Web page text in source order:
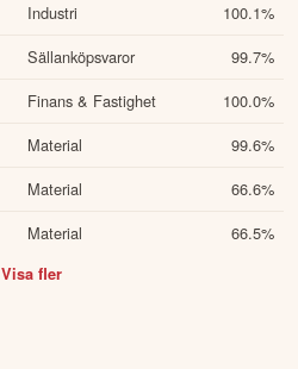
Industri 100.1%
Sällanköpsvaror 99.7%
Finans & Fastighet 100.0%
Material 99.6%
Material 66.6%
Material 66.5%
Visa fler